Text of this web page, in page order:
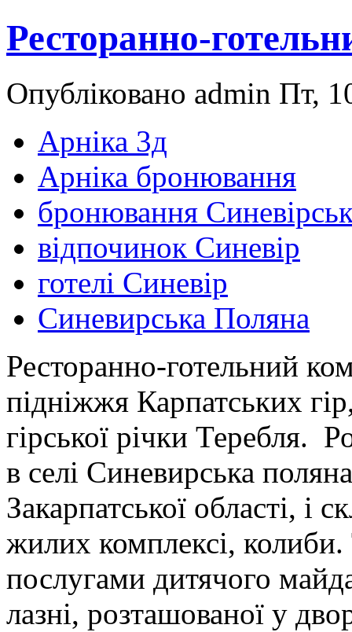
Ресторанно-
Опубліковано admin Пт,
Арніка 3д
Арніка бронювання
бронювання
відпочинок Синевір
готелі Синевір
Синевирська Поляна
Ресторанно-готельний
підніжжя Карпатських
гірської річки Теребля.
в селі Синевирська
Закарпатської області, і
жилих комплексі,
послугами дитячого
лазні, розташованої у